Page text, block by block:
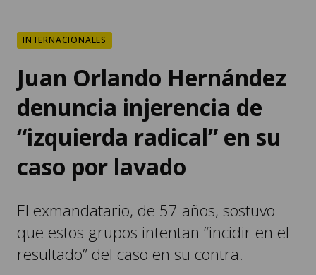
INTERNACIONALES
Juan Orlando Hernández
denuncia injerencia de
“izquierda radical” en su
caso por lavado
El exmandatario, de 57 años, sostuvo
que estos grupos intentan “incidir en el
resultado” del caso en su contra.